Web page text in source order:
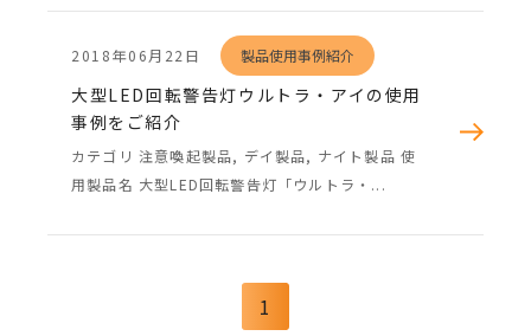
2018年06月22日 製品使用事例紹介
大型LED回転警告灯ウルトラ・アイの使用
事例をご紹介
カテゴリ 注意喚起製品, デイ製品, ナイト製品 使
用製品名 大型LED回転警告灯「ウルトラ・...
1